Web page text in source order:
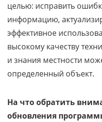
целью: исправить
информацию,
эффективное
высокому качеству
и знания местности
определенный объект.
На что обратить
обновления